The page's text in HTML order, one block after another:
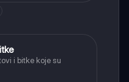
i bitke koje su